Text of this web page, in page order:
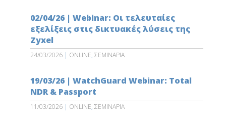
02/04/26 | Webinar: Οι τελευταίες
εξελίξεις στις δικτυακές λύσεις της
Zyxel
24/03/2026| ONLINE, ΣΕΜΙΝΑΡΙΑ
19/03/26 | WatchGuard Webinar: Total
NDR & Passport
11/03/2026| ONLINE, ΣΕΜΙΝΑΡΙΑ